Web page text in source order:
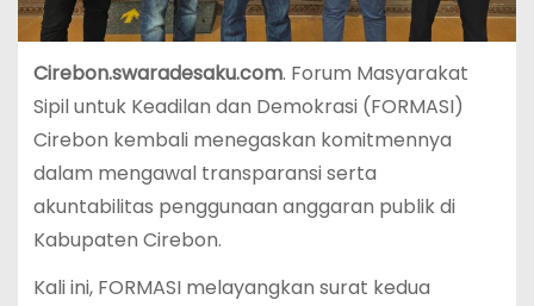
Cirebon.swaradesaku.com. Forum Masyarakat
Sipil untuk Keadilan dan Demokrasi (FORMASI)
Cirebon kembali menegaskan komitmennya
dalam mengawal transparansi serta
akuntabilitas penggunaan anggaran publik di
Kabupaten Cirebon.
Kali ini, FORMASI melayangkan surat kedua